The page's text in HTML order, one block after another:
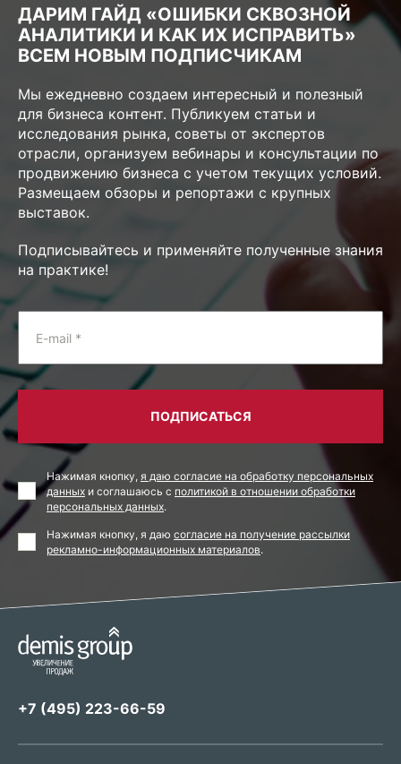
ДАРИМ ГАЙД «ОШИБКИ СКВОЗНОЙ
АНАЛИТИКИ И КАК ИХ ИСПРАВИТЬ»
ВСЕМ НОВЫМ ПОДПИСЧИКАМ
Мы ежедневно создаем интересный и полезный
для бизнеса контент. Публикуем статьи и
исследования рынка, советы от экспертов
отрасли, организуем вебинары и консультации по
продвижению бизнеса с учетом текущих условий.
Размещаем обзоры и репортажи с крупных
выставок.
Подписывайтесь и применяйте полученные знания
на практике!
E-mail *
ПОДПИСАТЬСЯ
Нажимая кнопку, я даю согласие на обработку персональных
данных и соглашаюсь с политикой в отношении обработки
персональных данных.
Нажимая кнопку, я даю согласие на получение рассылки
рекламно-информационных материалов.
+7 (495) 223-66-59